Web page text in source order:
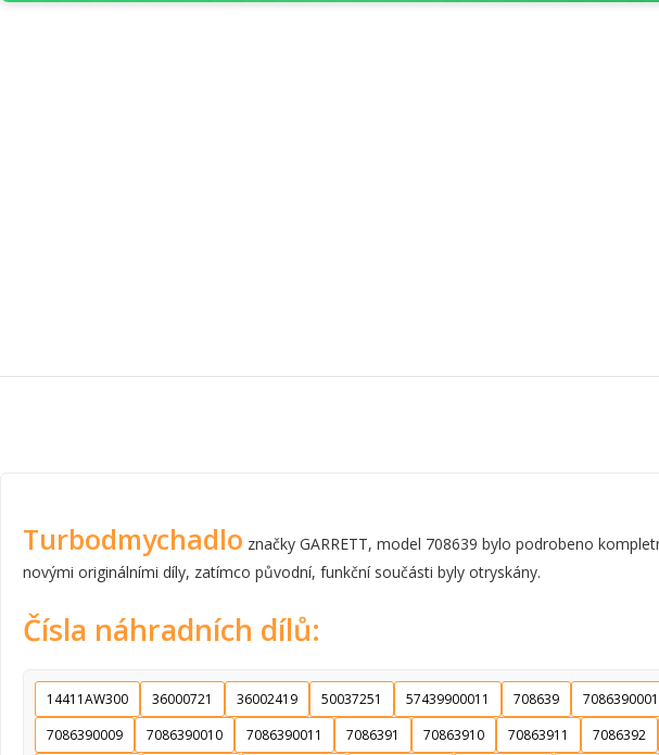
Turbodmychadlo značky GARRETT, model 708639 bylo podrobeno
novými originálními díly, zatímco původní, funkční součásti byly otryskány.
Čísla náhradních dílů:
14411AW300 36000721 36002419 50037251 57439900011 708639 7086390001
7086390009
7086390010 7086390011 7086391 70863910 70863911 7086392